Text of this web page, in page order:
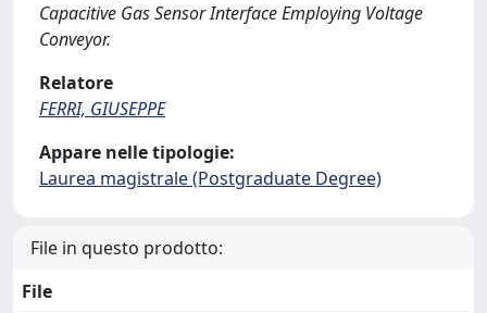
Capacitive Gas Sensor Interface Employing Voltage
Conveyor.
Relatore
FERRI, GIUSEPPE
Appare nelle tipologie:
Laurea magistrale (Postgraduate Degree)
File in questo prodotto:
File